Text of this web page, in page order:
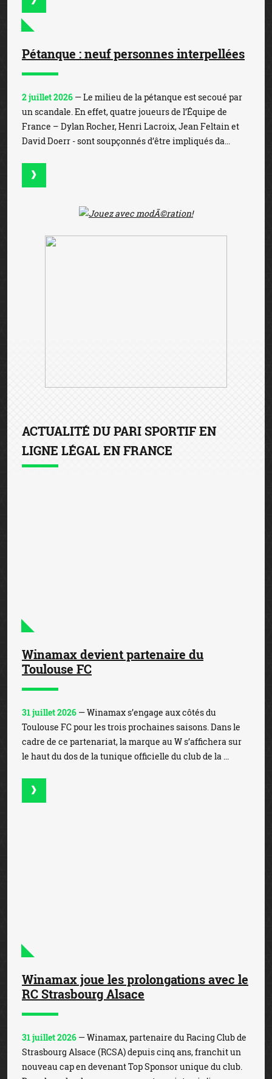
Pétanque : neuf personnes interpellées
2 juillet 2026 — Le milieu de la pétanque est secoué par
un scandale. En effet, quatre joueurs de l’Équipe de
France – Dylan Rocher, Henri Lacroix, Jean Feltain et
David Doerr - sont soupçonnés d’être impliqués da...
ACTUALITÉ DU PARI SPORTIF EN
LIGNE LÉGAL EN FRANCE
Winamax devient partenaire du
Toulouse FC
31 juillet 2026 — Winamax s’engage aux côtés du
Toulouse FC pour les trois prochaines saisons. Dans le
cadre de ce partenariat, la marque au W s’affichera sur
le haut du dos de la tunique officielle du club de la ...
Winamax joue les prolongations avec le
RC Strasbourg Alsace
31 juillet 2026 — Winamax, partenaire du Racing Club de
Strasbourg Alsace (RCSA) depuis cinq ans, franchit un
nouveau cap en devenant Top Sponsor unique du club.